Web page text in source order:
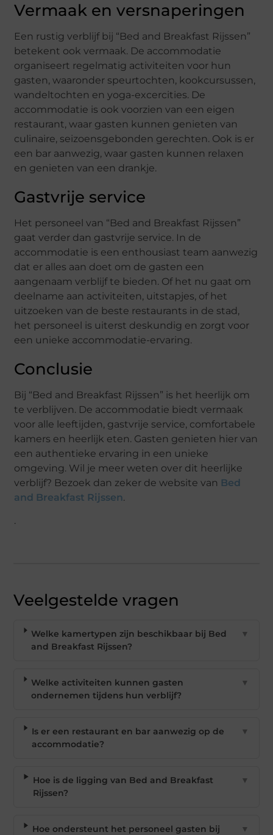
Vermaak en versnaperingen
Een rustig verblijf bij “Bed and Breakfast Rijssen”
betekent ook vermaak. De accommodatie
organiseert regelmatig activiteiten voor hun
gasten, waaronder speurtochten, kookcursussen,
wandeltochten en yoga-excercities. De
accommodatie is ook voorzien van een eigen
restaurant, waar gasten kunnen genieten van
culinaire, seizoensgebonden gerechten. Ook is er
een bar aanwezig, waar gasten kunnen relaxen
en genieten van een drankje.
Gastvrije service
Het personeel van “Bed and Breakfast Rijssen”
gaat verder dan gastvrije service. In de
accommodatie is een enthousiast team aanwezig
dat er alles aan doet om de gasten een
aangenaam verblijf te bieden. Of het nu gaat om
deelname aan activiteiten, uitstapjes, of het
uitzoeken van de beste restaurants in de stad,
het personeel is uiterst deskundig en zorgt voor
een unieke accommodatie-ervaring.
Conclusie
Bij “Bed and Breakfast Rijssen” is het heerlijk om
te verblijven. De accommodatie biedt vermaak
voor alle leeftijden, gastvrije service, comfortabele
kamers en heerlijk eten. Gasten genieten hier van
een authentieke ervaring in een unieke
omgeving. Wil je meer weten over dit heerlijke
verblijf? Bezoek dan zeker de website van Bed
and Breakfast Rijssen.
.
Veelgestelde vragen
Welke kamertypen zijn beschikbaar bij Bed
and Breakfast Rijssen?
▼
Welke activiteiten kunnen gasten
ondernemen tijdens hun verblijf?
▼
Is er een restaurant en bar aanwezig op de
accommodatie?
▼
Hoe is de ligging van Bed and Breakfast
Rijssen?
▼
Hoe ondersteunt het personeel gasten bij ▼